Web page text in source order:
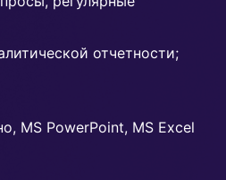
отчетности;
MS PowerPoint, MS Excel